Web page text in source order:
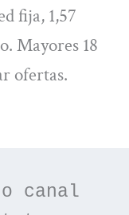
fija, 1,57
Mayores 18
ofertas.
canal